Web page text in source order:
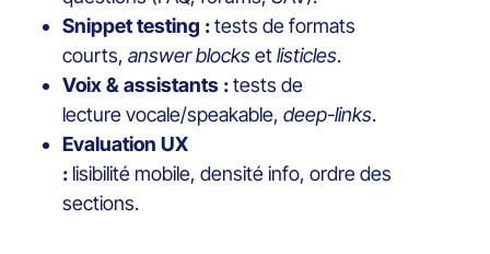
Snippet testing :tests de formats
courts, answer blocksetlisticles.
Voix & assistants :tests de
lecture vocale/speakable, deep-links.
Evaluation UX
: lisibilité mobile, densité info, ordre des
sections.